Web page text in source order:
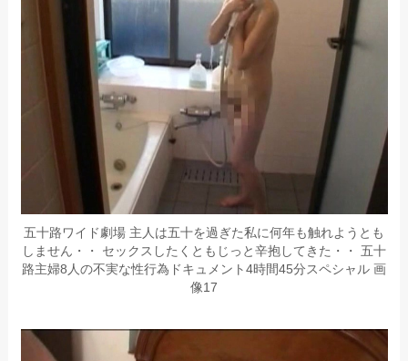
五十路ワイド劇場 主人は五十を過ぎた私に何年も触れようとも
しません・・ セックスしたくともじっと辛抱してきた・・ 五十
路主婦8人の不実な性行為ドキュメント4時間45分スペシャル 画
像17